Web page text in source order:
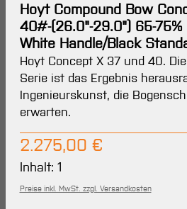
Hoyt Compound Bow
40#-(26.0"-29.0") 65-75%
White Handle/Black
Hoyt Concept X 37 und 40.
Serie ist das Ergebnis
Ingenieurskunst, die
erwarten.
Regulärer Preis:
2.275,00 €
Inhalt: 1
Preise inkl. MwSt. zzgl. Versandkosten